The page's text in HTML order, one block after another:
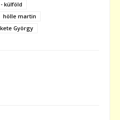
külföld
hölle martin
György